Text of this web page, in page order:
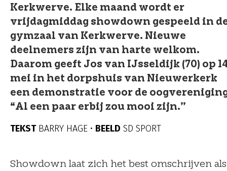
Kerkwerve. Elke maand wordt er
vrijdagmiddag showdown gespeeld in
gymzaal van Kerkwerve. Nieuwe
deelnemers zijn van harte welkom.
Daarom geeft Jos van IJsseldijk (70) op
mei in het dorpshuis van Nieuwerkerk
een demonstratie voor de
“Al een paar erbij zou mooi zijn.”
TEKSTBARRY HAGE • BEELD SD SPORT
Showdown laat zich het best omschrijven als